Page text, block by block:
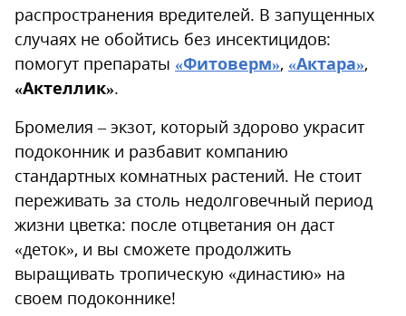
распространения вредителей. В запущенных
случаях не обойтись без инсектицидов:
помогут препараты «Фитоверм», «Актара»,
«Актеллик».
Бромелия – экзот, который здорово украсит
подоконник и разбавит компанию
стандартных комнатных растений. Не стоит
переживать за столь недолговечный период
жизни цветка: после отцветания он даст
«деток», и вы сможете продолжить
выращивать тропическую «династию» на
своем подоконнике!